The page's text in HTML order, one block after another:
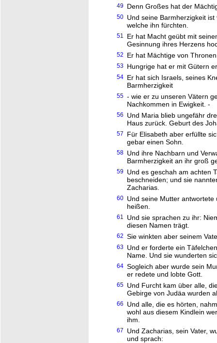
49 Denn Großes hat der
50 Und seine Barmherzigkeit
welche ihn fürchten.
51
Er hat Macht geübt mit
Gesinnung ihres Herzens
52 Er hat Mächtige von
53 Hungrige hat er mit Gütern
54 Er hat sich Israels, seines
Barmherzigkeit
55 - wie er zu unseren Vätern
Nachkommen in Ewigkeit. -
56
Und Maria blieb ungefähr
Haus zurück. Geburt des
57
Für Elisabeth aber erfüllte
gebar einen Sohn.
58 Und ihre Nachbarn und
Barmherzigkeit an ihr groß
59 Und es geschah am achten
beschneiden; und sie
Zacharias.
60 Und seine Mutter
heißen.
61
Und sie sprachen zu ihr:
diesen Namen trägt.
62 Sie winkten aber seinem
63 Und er forderte ein
Name. Und sie wunderten
64 Sogleich aber wurde sein
er redete und lobte Gott.
65 Und Furcht kam über alle,
Gebirge von Judäa wurden
66
Und alle, die es hörten,
wohl aus diesem Kindlein
ihm.
67
Und Zacharias, sein Vater,
und sprach: